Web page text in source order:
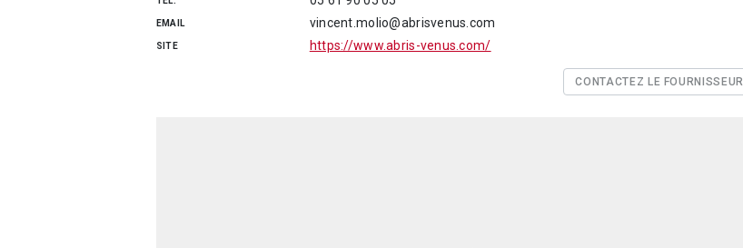
EMAIL vincent.molio@abrisvenus.com
SITE https://www.abris-venus.com/
CONTACTEZ LE FOURNISSEUR